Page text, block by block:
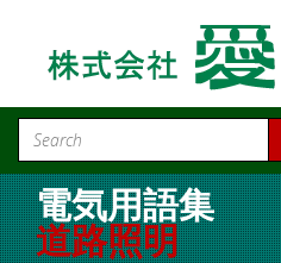
電気用語集
道路照明